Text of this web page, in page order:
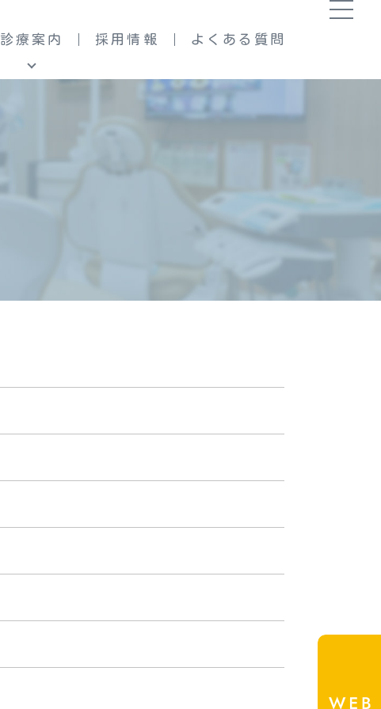
診療案内
費用とお支払いについて
採用情報 よくある質問